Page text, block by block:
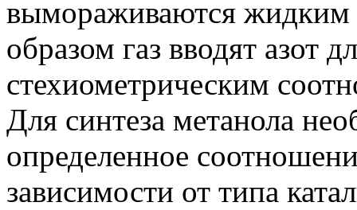
вымораживаются жидким
образом газ вводят азот
стехиометрическим
Для синтеза метанола
определенное
зависимости от типа